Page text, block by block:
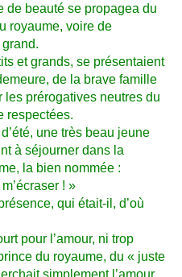
de beauté se propagea du
royaume, voire de
grand.
et grands, se présentaient
de la brave famille
les prérogatives neutres du
respectées.
une très beau jeune
à séjourner dans la
la bien nommée :
! »
qui était-il, d’où
pour l’amour, ni trop
du royaume, du « juste
simplement l’amour,